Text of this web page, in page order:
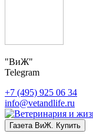
"ВиЖ"
Telegram
+7 (495) 925 06 34
info@vetandlife.ru
Газета ВиЖ. Купить